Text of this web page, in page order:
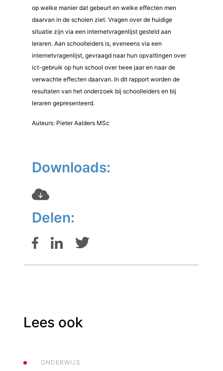
op welke manier dat gebeurt en welke effecten men
daarvan in de scholen ziet. Vragen over de huidige
situatie zijn via een internetvragenlijst gesteld aan
leraren. Aan schoolleiders is, eveneens via een
internetvragenlijst, gevraagd naar hun opvattingen over
ict-gebruik op hun school over twee jaar en naar de
verwachte effecten daarvan. In dit rapport worden de
resultaten van het onderzoek bij schoolleiders en bij
leraren gepresenteerd.
Auteurs: Pieter Aalders MSc
Downloads:
Delen:
Lees ook
ONDERWIJS